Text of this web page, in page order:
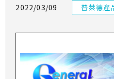
2022/03/09 普萊德產